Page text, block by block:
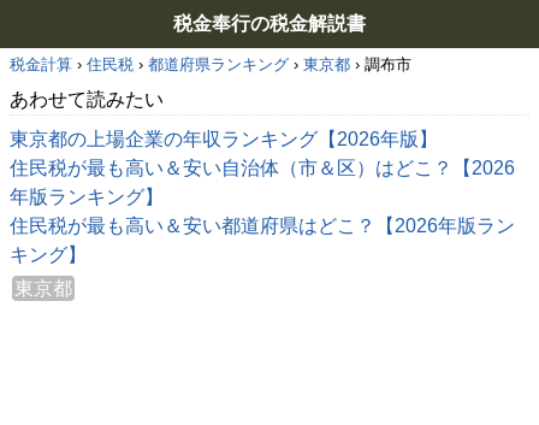
税金奉行の税金解説書
税金計算 › 住民税 › 都道府県ランキング › 東京都 › 調布市
あわせて読みたい
東京都の上場企業の年収ランキング【2026年版】
住民税が最も高い＆安い自治体（市＆区）はどこ？【2026
年版ランキング】
住民税が最も高い＆安い都道府県はどこ？【2026年版ラン
キング】
東京都